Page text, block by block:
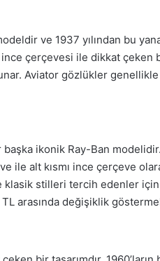
ve 1937 yılından bu
çerçevesi ile dikkat
Aviator gözlükler
ikonik Ray-Ban
ile alt kısmı ince çerçeve
stilleri tercih edenler
arasında değişiklik